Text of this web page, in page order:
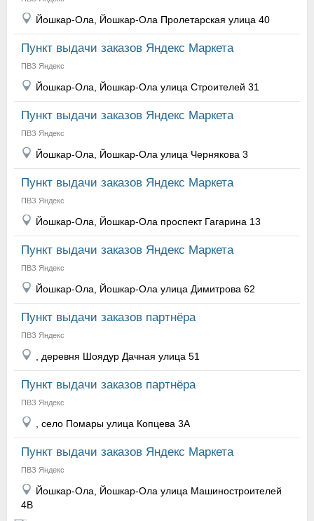
Йошкар-Ола, Йошкар-Ола Пролетарская улица 40
Пункт выдачи заказов Яндекс Маркета
ПВЗ Яндекс
Йошкар-Ола, Йошкар-Ола улица Строителей 31
Пункт выдачи заказов Яндекс Маркета
ПВЗ Яндекс
Йошкар-Ола, Йошкар-Ола улица Чернякова 3
Пункт выдачи заказов Яндекс Маркета
ПВЗ Яндекс
Йошкар-Ола, Йошкар-Ола проспект Гагарина 13
Пункт выдачи заказов Яндекс Маркета
ПВЗ Яндекс
Йошкар-Ола, Йошкар-Ола улица Димитрова 62
Пункт выдачи заказов партнёра
ПВЗ Яндекс
, деревня Шоядур Дачная улица 51
Пункт выдачи заказов партнёра
ПВЗ Яндекс
, село Помары улица Копцева 3А
Пункт выдачи заказов Яндекс Маркета
ПВЗ Яндекс
Йошкар-Ола, Йошкар-Ола улица Машиностроителей
4В